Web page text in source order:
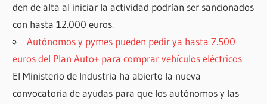
den de alta al iniciar la actividad podrían ser sancionados
con hasta 12.000 euros.
Autónomos y pymes pueden pedir ya hasta 7.500
euros del Plan Auto+ para comprar vehículos eléctricos
El Ministerio de Industria ha abierto la nueva
convocatoria de ayudas para que los autónomos y las